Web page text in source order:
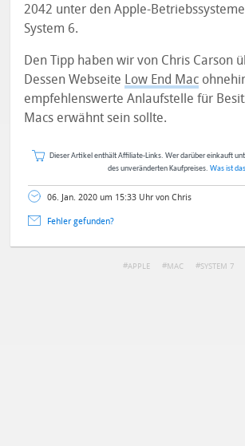
2042 unter den Apple-
System 6.
Den Tipp haben wir von Chris Carson
Dessen Webseite Low End Mac
empfehlenswerte Anlaufstelle für
Macs erwähnt sein sollte.
Dieser Artikel enthält Affiliate-Links. Wer darüber einkauft
des unveränderten Kaufpreises. Was ist
06. Jan. 2020 um 15:33 Uhr von Chris
Fehler gefunden?
APPLE MAC SYSTEM 7